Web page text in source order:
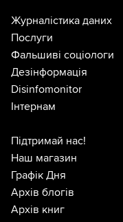
Журналістика даних
Послуги
Фальшиві соціологи
Дезінформація
Disinfomonitor
Інтернам
Підтримай нас!
Наш магазин
Графік Дня
Архів блогів
Архів книг